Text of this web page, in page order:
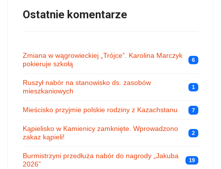
Ostatnie komentarze
Zmiana w wągrowieckiej „Trójce”. Karolina Marczyk
pokieruje szkołą
6
Ruszył nabór na stanowisko ds. zasobów
mieszkaniowych
1
Mieścisko przyjmie polskie rodziny z Kazachstanu 7
Kąpielisko w Kamienicy zamknięte. Wprowadzono
zakaz kąpieli!
2
Burmistrzyni przedłuża nabór do nagrody „Jakuba
2026”
19